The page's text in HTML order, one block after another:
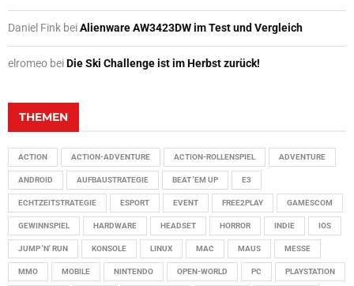
Daniel Fink beiAlienware AW3423DW im Test und Vergleich
elromeo beiDie Ski Challenge ist im Herbst zurück!
THEMEN
ACTION ACTION-ADVENTURE ACTION-ROLLENSPIEL ADVENTURE
ANDROID AUFBAUSTRATEGIE BEAT 'EM UP E3
ECHTZEITSTRATEGIE ESPORT EVENT FREE2PLAY GAMESCOM
GEWINNSPIEL HARDWARE HEADSET HORROR INDIE IOS
JUMP 'N' RUN KONSOLE LINUX MAC MAUS MESSE
MMO MOBILE NINTENDO OPEN-WORLD PC PLAYSTATION